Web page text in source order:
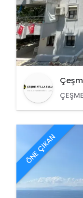
ÖNE ÇIKAN